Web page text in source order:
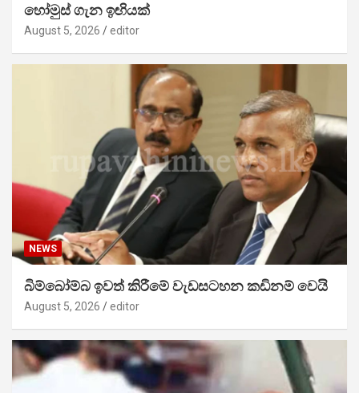
හෝමුස් ගැන ඉඟියක්
August 5, 2026 editor
NEWS
බිම්බෝම්බ ඉවත් කිරීමේ වැඩසටහන කඩිනම් වෙයි
August 5, 2026 editor